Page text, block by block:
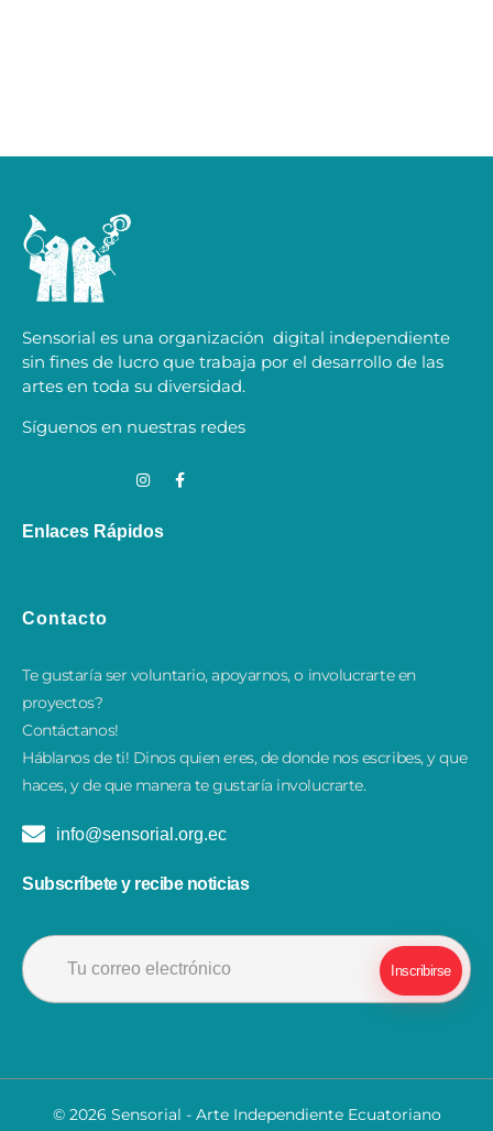
Sensorial es una organización digital independiente
sin fines de lucro que trabaja por el desarrollo de las
artes en toda su diversidad.
Síguenos en nuestras redes
Enlaces Rápidos
Contacto
Te gustaría ser voluntario, apoyarnos, o involucrarte en
proyectos?
Contáctanos!
​Háblanos de ti! Dinos quien eres, de donde nos escribes, y que
haces, y de que manera te gustaría involucrarte.
info@sensorial.org.ec
Subscríbete y recibe noticias
© 2026 Sensorial - Arte Independiente Ecuatoriano